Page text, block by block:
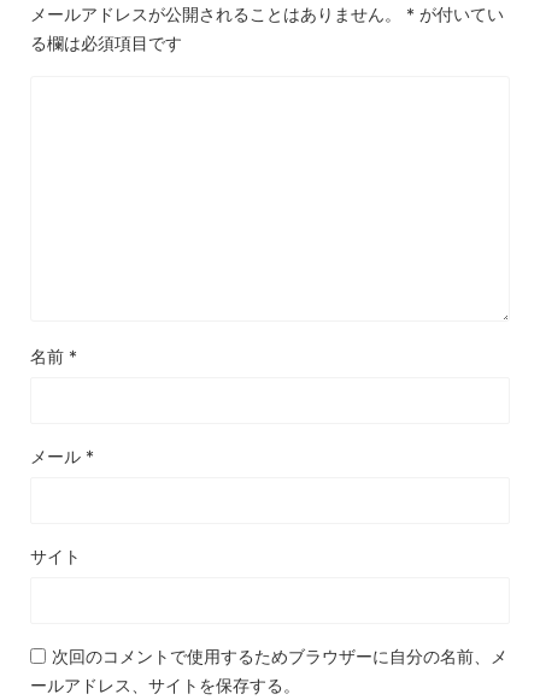
メールアドレスが公開されることはありません。 * が付いてい
る欄は必須項目です
名前 *
メール *
サイト
次回のコメントで使用するためブラウザーに自分の名前、メ
ールアドレス、サイトを保存する。